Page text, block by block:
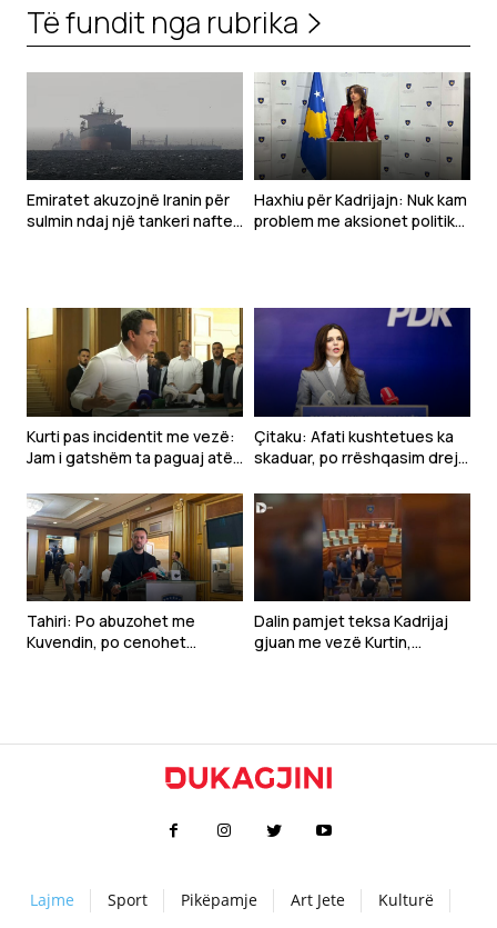
Të fundit nga rubrika
Emiratet akuzojnë Iranin për
sulmin ndaj një tankeri nafte
Haxhiu për Kadrijajn: Nuk kam
problem me aksionet politike
Kurti pas incidentit me vezë:
Jam i gatshëm ta paguaj atë
Çitaku: Afati kushtetues ka
skaduar, po rrëshqasim drejt
Tahiri: Po abuzohet me
Kuvendin, po cenohet
Dalin pamjet teksa Kadrijaj
gjuan me vezë Kurtin,
Lajme Sport Pikëpamje Art Jete
Kulturë